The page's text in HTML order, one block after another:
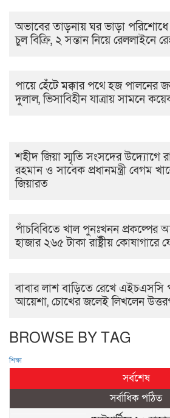
অভাবের তাড়নায় ঘর ভাড়া
চুল বিক্রি, ২ সন্তান নিয়ে রেললাইনে
পায়ে হেঁটে মক্কার পথে হজ পালনের
দুলাল, ভিসাবিহীন যাত্রায় সামনে
শহীদ জিয়া স্মৃতি সংসদের উদ্যোগে
রহমান ও সাবেক প্রধানমন্ত্রী বেগম
জিয়ারত
পাঁচবিবিতে খাল পুনঃখনন প্রকল্পের
হাজার ২৬৫ টাকা রাষ্ট্রীয়
বাবার লাশ বাড়িতে রেখে এইচএসসি
আয়েশা, চোখের জলেই লিখলেন
BROWSE BY TAG
শিক্ষা
সর্বশেষ
সর্বাধিক পঠিত